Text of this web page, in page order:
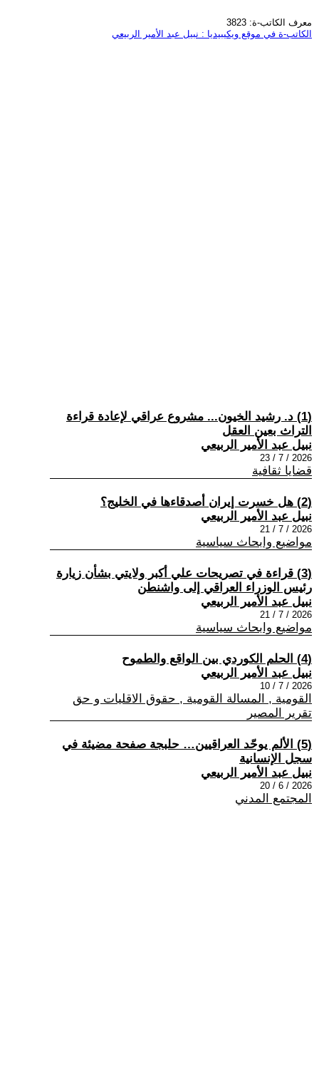
معرف الكاتب-ة: 3823
الكاتب-ة في موقع ويكيبيديا : نبيل عبد الأمير الربيعي
(1) د. رشيد الخيون... مشروع عراقي لإعادة قراءة
التراث بعين العقل
نبيل عبد الأمير الربيعي
2026 / 7 / 23
قضايا ثقافية
(2) هل خسرت إيران أصدقاءها في الخليج؟
نبيل عبد الأمير الربيعي
2026 / 7 / 21
مواضيع وابحاث سياسية
(3) قراءة في تصريحات علي أكبر ولايتي بشأن زيارة
رئيس الوزراء العراقي إلى واشنطن
نبيل عبد الأمير الربيعي
2026 / 7 / 21
مواضيع وابحاث سياسية
(4) الحلم الكوردي بين الواقع والطموح
نبيل عبد الأمير الربيعي
2026 / 7 / 10
القومية , المسالة القومية , حقوق الاقليات و حق
تقرير المصير
(5) الألم يوحّد العراقيين… حلبجة صفحة مضيئة في
سجل الإنسانية
نبيل عبد الأمير الربيعي
2026 / 6 / 20
المجتمع المدني